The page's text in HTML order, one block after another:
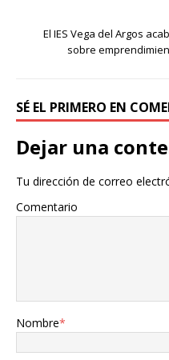
El IES Vega del Argos
sobre
SÉ EL PRIMERO EN
Dejar una
Tu dirección de correo
Comentario
Nombre*